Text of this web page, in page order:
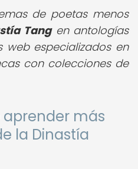
de poetas menos
Tangen antologías
web especializados en
con colecciones de
aprender más
la Dinastía